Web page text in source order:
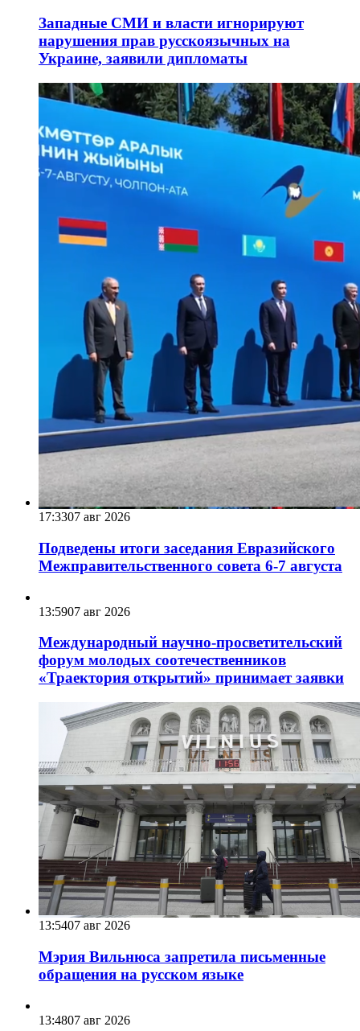
Западные СМИ и власти игнорируют
нарушения прав русскоязычных на
Украине, заявили дипломаты
17:3307 авг 2026
Подведены итоги заседания Евразийского
Межправительственного совета 6-7 августа
13:5907 авг 2026
Международный научно-просветительский
форум молодых соотечественников
«Траектория открытий» принимает заявки
13:5407 авг 2026
Мэрия Вильнюса запретила письменные
обращения на русском языке
13:4807 авг 2026